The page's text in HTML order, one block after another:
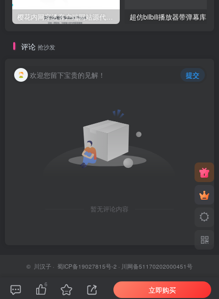
樱花内网穿透客户端网站源代码，2020 重制版
评论 抢沙发
欢迎您留下宝贵的见解！ 提交
暂无评论内容
© 川汉子 · 蜀ICP备19027815号-2 · 川网备51170202000451号
6
立即购买